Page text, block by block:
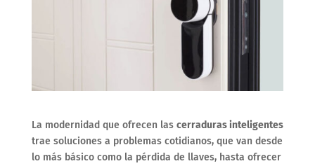
La modernidad que ofrecen las cerraduras inteligentes
trae soluciones a problemas cotidianos, que van desde
lo más básico como la pérdida de llaves, hasta ofrecer